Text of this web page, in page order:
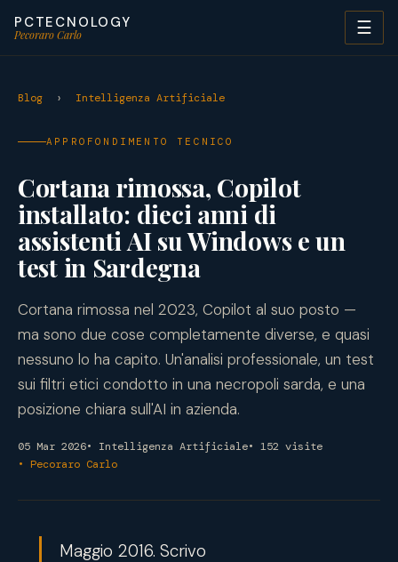
PCTECNOLOGY
Pecoraro Carlo ☰
Blog › Intelligenza Artificiale
APPROFONDIMENTO TECNICO
Cortana rimossa, Copilot
installato: dieci anni di
assistenti AI su Windows e un
test in Sardegna
Cortana rimossa nel 2023, Copilot al suo posto —
ma sono due cose completamente diverse, e quasi
nessuno lo ha capito. Un'analisi professionale, un test
sui filtri etici condotto in una necropoli sarda, e una
posizione chiara sull'AI in azienda.
05 Mar 2026• Intelligenza Artificiale• 152 visite
• Pecoraro Carlo
Maggio 2016. Scrivo